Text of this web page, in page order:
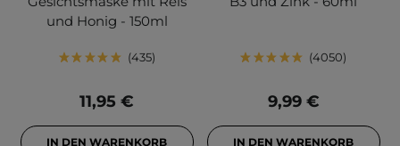
und Honig - 150ml
435
11,95 €
IN DEN WARENKORB
4050
9,99 €
IN DEN WARENKORB